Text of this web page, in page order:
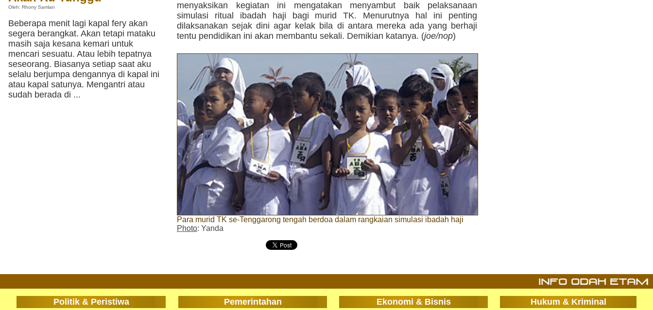
Oleh: Rhony Samlan
Beberapa menit lagi kapal fery akan
segera berangkat. Akan tetapi mataku
masih saja kesana kemari untuk
mencari sesuatu. Atau lebih tepatnya
seseorang. Biasanya setiap saat aku
selalu berjumpa dengannya di kapal ini
atau kapal satunya. Mengantri atau
sudah berada di ...
menyaksikan kegiatan ini mengatakan menyambut baik pelaksanaan
simulasi ritual ibadah haji bagi murid TK. Menurutnya hal ini penting
dilaksanakan sejak dini agar kelak bila di antara mereka ada yang berhaji
tentu pendidikan ini akan membantu sekali. Demikian katanya. (joe/nop)
Para murid TK se-Tenggarong tengah berdoa dalam rangkaian simulasi ibadah haji
Photo: Yanda
Politik & Peristiwa Pemerintahan Ekonomi & Bisnis Hukum & Kriminal